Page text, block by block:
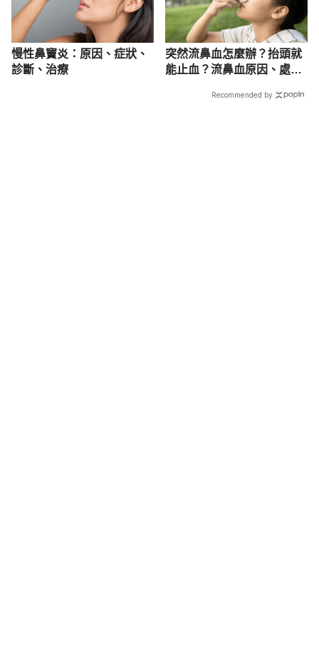
慢性鼻竇炎：原因、症狀、
診斷、治療
突然流鼻血怎麼辦？抬頭就
能止血？流鼻血原因、處理
Recommended by